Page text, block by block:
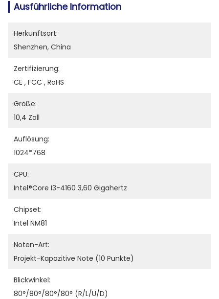
Ausführliche Information
Herkunftsort:
Shenzhen, China
Zertifizierung:
CE , FCC , RoHS
Größe:
10,4 Zoll
Auflösung:
1024*768
CPU:
Intel®core I3-4160 3,60 Gigahertz
Chipset:
Intel NM81
Noten-Art:
Projekt-Kapazitive Note (10 Punkte)
Blickwinkel:
80°/80°/80°/80° (R/L/U/D)